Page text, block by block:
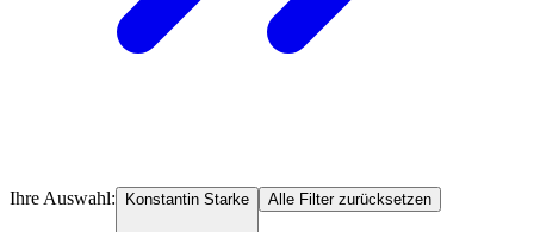
Ihre Auswahl: Konstantin Starke Alle Filter zurücksetzen